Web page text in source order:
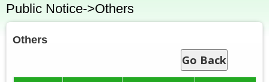
Public Notice->Others
Others
Go Back